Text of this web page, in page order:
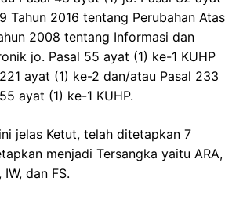
Tahun 2016 tentang Perubahan Atas
2008 tentang Informasi dan
jo. Pasal 55 ayat (1) ke-1 KUHP
ayat (1) ke-2 dan/atau Pasal 233
ayat (1) ke-1 KUHP.
jelas Ketut, telah ditetapkan 7
menjadi Tersangka yaitu ARA,
IW, dan FS.